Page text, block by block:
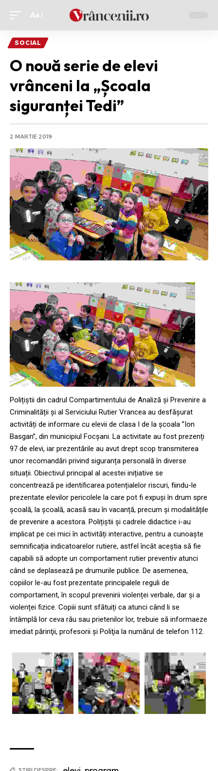
Ajustor
font
Aa
SOCIAL
O nouă serie de elevi
vrânceni la „Școala
siguranței Tedi”
2 MARTIE 2019
Polițiștii din cadrul Compartimentului de Analiză și Prevenire a
Criminalității și al Serviciului Rutier Vrancea au desfășurat
activități de informare cu elevii de clasa I de la școala ”Ion
Basgan”, din municipiul Focșani. La activitate au fost prezenți
97 de elevi, iar prezentările au avut drept scop transmiterea
unor recomandări privind siguranța personală în diverse
situații. Obiectivul principal al acestei inițiative se
concentrează pe identificarea potențialelor riscuri, fiindu-le
prezentate elevilor pericolele la care pot fi expuși în drum spre
școală, la școală, acasă sau în vacanță, precum și modalitățile
de prevenire a acestora. Polițiștii și cadrele didactice i-au
implicat pe cei mici în activități interactive, pentru a cunoaște
semnificația indicatoarelor rutiere, astfel încât aceștia să fie
capabili să adopte un comportament rutier preventiv atunci
când se deplasează pe drumurile publice. De asemenea,
copiilor le-au fost prezentate principalele reguli de
comportament, în scopul prevenirii violenței verbale, dar și a
violenței fizice. Copiii sunt sfătuiți ca atunci când li se
întâmplă lor ceva rău sau prietenilor lor, trebuie să informaeze
imediat părinţii, profesorii şi Poliţia la numărul de telefon 112.